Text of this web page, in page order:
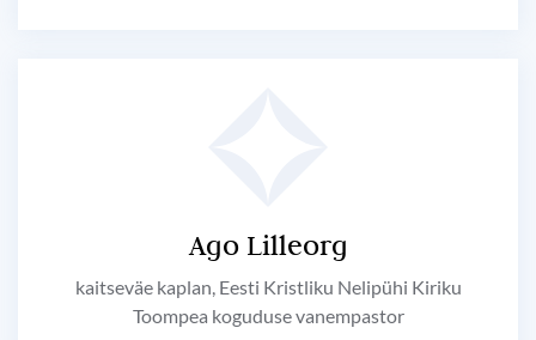
Ago Lilleorg
kaitseväe kaplan, Eesti Kristliku Nelipühi Kiriku
Toompea koguduse vanempastor